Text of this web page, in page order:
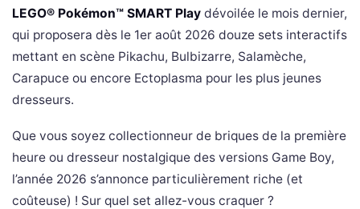
LEGO® Pokémon™ SMART Play dévoilée le mois dernier,
qui proposera dès le 1er août 2026 douze sets interactifs
mettant en scène Pikachu, Bulbizarre, Salamèche,
Carapuce ou encore Ectoplasma pour les plus jeunes
dresseurs.
Que vous soyez collectionneur de briques de la première
heure ou dresseur nostalgique des versions Game Boy,
l’année 2026 s’annonce particulièrement riche (et
coûteuse) ! Sur quel set allez-vous craquer ?